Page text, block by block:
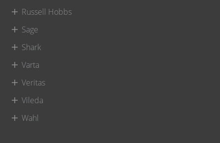
Russell Hobbs
Sage
Shark
Varta
Veritas
Vileda
Wahl